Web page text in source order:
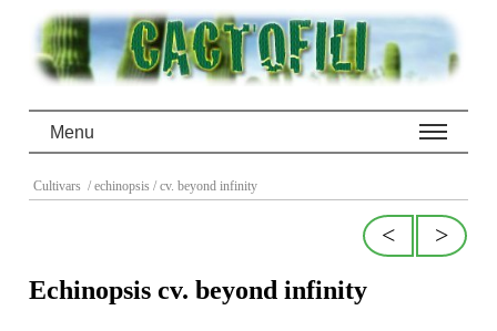
Menu
Cultivars / echinopsis / cv. beyond infinity
>
<
Echinopsis cv. beyond infinity